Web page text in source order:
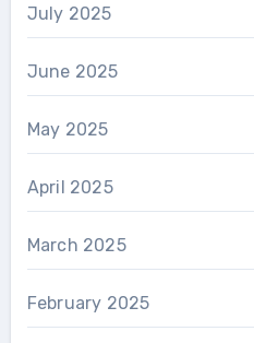
July 2025
June 2025
May 2025
April 2025
March 2025
February 2025